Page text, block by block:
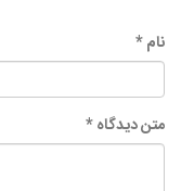
نام *
متن دیدگاه *